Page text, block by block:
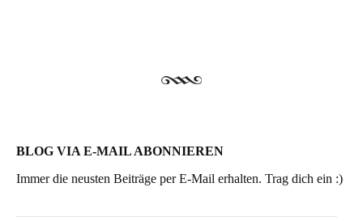
BLOG VIA E-MAIL ABONNIEREN
Immer die neusten Beiträge per E-Mail erhalten. Trag dich ein :)